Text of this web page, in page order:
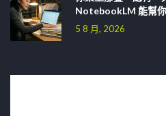
NotebookLM 能幫
5 8 月, 2026